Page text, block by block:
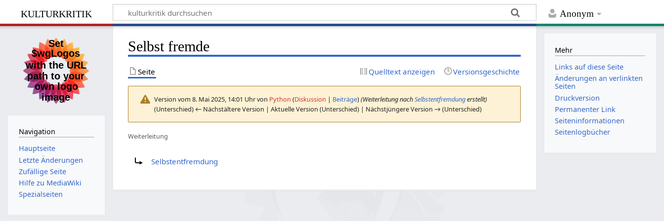
Anonym
kulturkritik
Selbst fremde
Seite Quelltext anzeigen Versionsgeschichte
Version vom 8. Mai 2025, 14:01 Uhr von Python (Diskussion | Beiträge)(Weiterleitung nachSelbstentfremdungerstellt)
(Unterschied) ← Nächstältere Version | Aktuelle Version (Unterschied) | Nächstjüngere Version → (Unterschied)
Weiterleitung
Selbstentfremdung
Navigation
Hauptseite
Letzte Änderungen
Zufällige Seite
Hilfe zu MediaWiki
Spezialseiten
Mehr
Links auf diese Seite
Änderungen an verlinkten
Seiten
Druckversion
Permanenter Link
Seiten­­informationen
Seitenlogbücher